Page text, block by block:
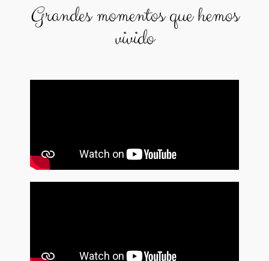
Grandes momentos que hemos
vivido